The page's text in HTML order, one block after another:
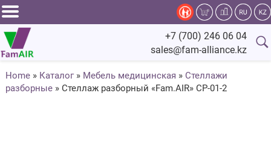
Задать
вопрос
специалисту
Главная
+7 (700) 246 06 04
sales@fam-alliance.kz
Home » Каталог » Мебель медицинская » Стеллажи
разборные »Стеллаж разборный «Fam.AIR» СР-01-2